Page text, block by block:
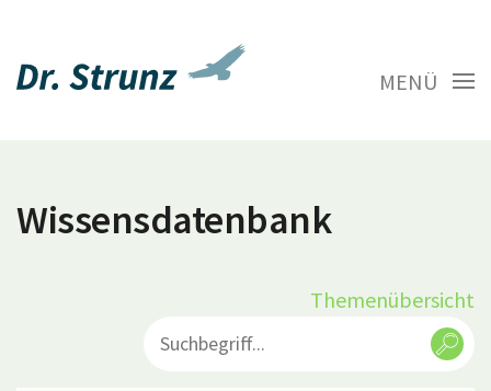
MENÜ
Wissensdatenbank
Themenübersicht